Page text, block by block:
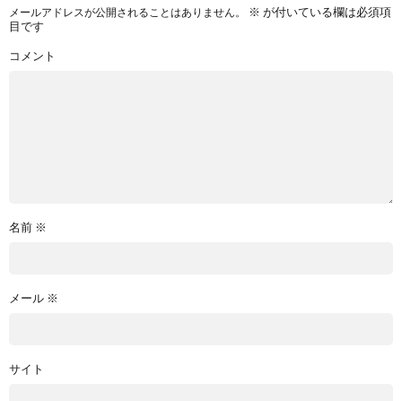
メールアドレスが公開されることはありません。 ※ が付いている欄は必須項
目です
コメント
名前 ※
メール ※
サイト